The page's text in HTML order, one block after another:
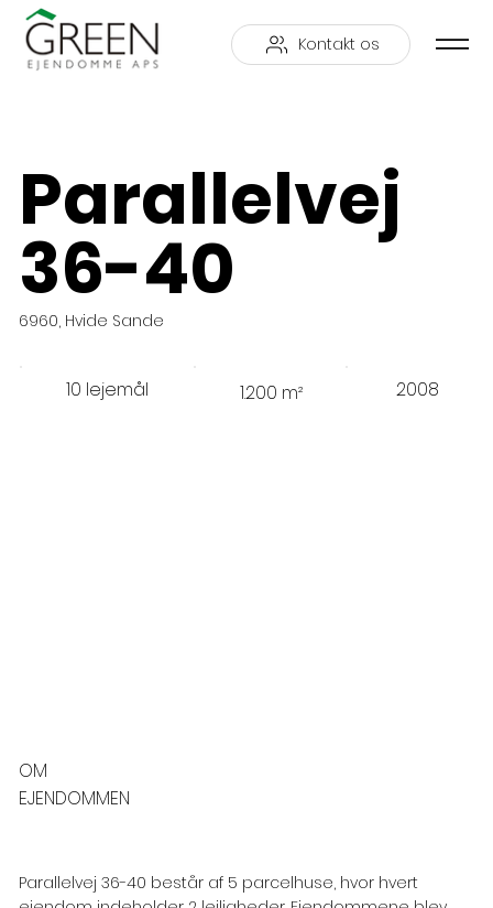
Kontakt os
Parallelvej
36-40
6960, Hvide Sande
10 lejemål 2008
1.200 m²
OM
EJENDOMMEN
Parallelvej 36-40 består af 5 parcelhuse, hvor hvert